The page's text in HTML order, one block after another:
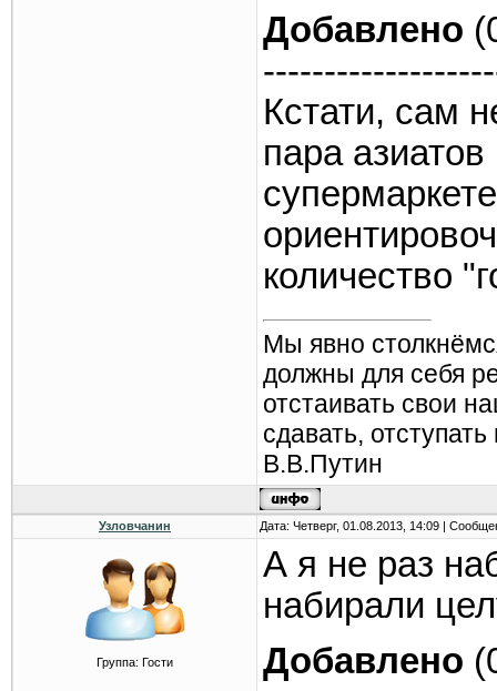
Добавлено
Кстати, сам
пара
количество
Мы явно
должны для себя
отстаивать свои
сдавать,
В.В.Путин
Узловчанин Дата: Четверг, 01.08.2013, 14:09 |
Группа: Гости
А я не раз
набирали
Добавлено